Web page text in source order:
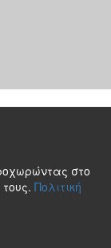
στο
Πολιτική